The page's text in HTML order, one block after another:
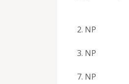
2. NP
3. NP
7. NP